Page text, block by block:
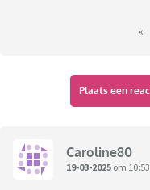
zaken zoals,
te houden, tips
met vriendelijke groet,
Vivian.
«
Plaats een
Caroline80
19-03-2025 om 10:53